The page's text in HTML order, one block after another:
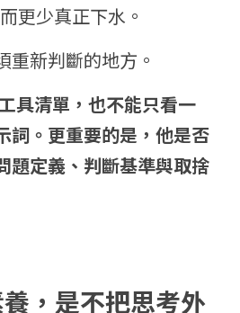
更少真正下水。
重新判斷的地方。
具清單，也不能只看一
詞。更重要的是，他是否
題定義、判斷基準與取捨
， 是不把思考外